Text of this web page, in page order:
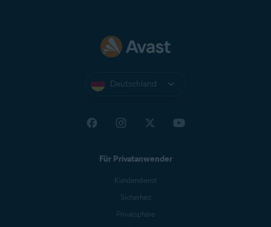
Deutschland
Für Privatanwender
Kundendienst
Sicherheit
Privatsphäre